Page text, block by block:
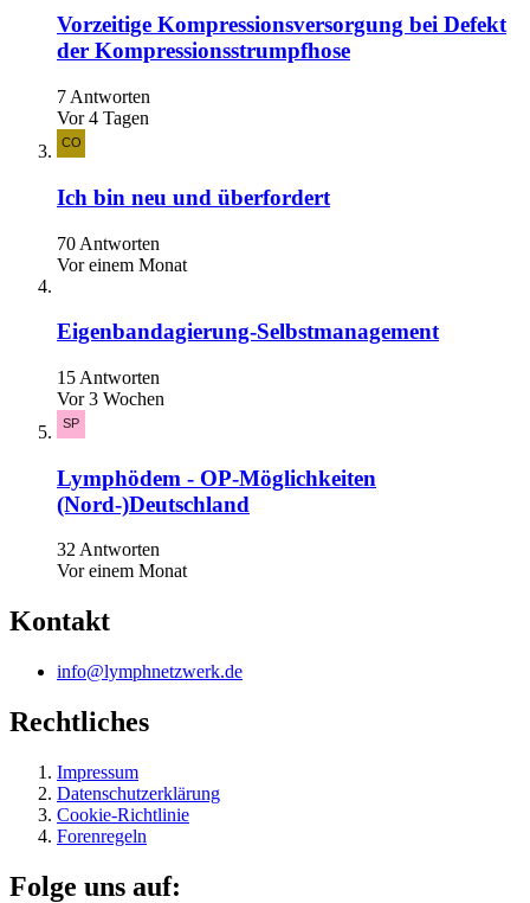
Vorzeitige Kompressionsversorgung bei Defekt
der Kompressionsstrumpfhose
7 Antworten
Vor 4 Tagen
Ich bin neu und überfordert
70 Antworten
Vor einem Monat
Eigenbandagierung-Selbstmanagement
15 Antworten
Vor 3 Wochen
Lymphödem - OP-Möglichkeiten
(Nord-)Deutschland
32 Antworten
Vor einem Monat
Kontakt
info@lymphnetzwerk.de
Rechtliches
Impressum
Datenschutzerklärung
Cookie-Richtlinie
Forenregeln
Folge uns auf: